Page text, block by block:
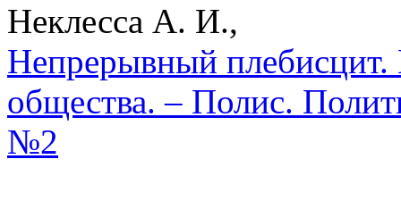
Неклесса А. И.,
Непрерывный плебисцит.
общества. – Полис.
№2